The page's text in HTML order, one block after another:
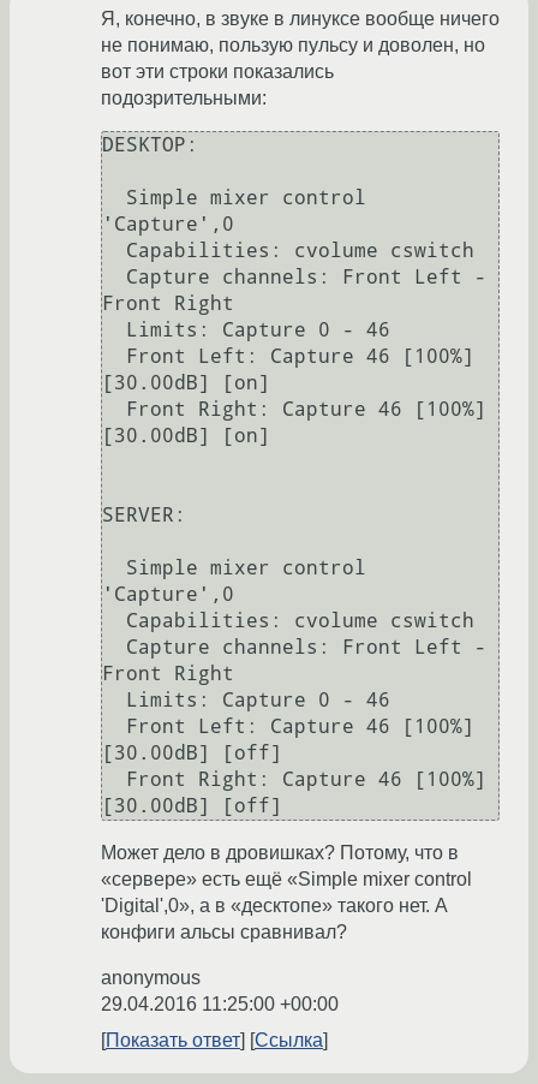
Я, конечно, в звуке в линуксе вообще ничего
не понимаю, пользую пульсу и доволен, но
вот эти строки показались
подозрительными:
DESKTOP:
'Capture',0
Front Right
[30.00dB] [on]
[30.00dB] [on]
SERVER:
'Capture',0
Front Right
[30.00dB] [off]
Может дело в дровишках? Потому, что в
«сервере» есть ещё «Simple mixer control
'Digital',0», а в «десктопе» такого нет. А
конфиги альсы сравнивал?
anonymous
29.04.2016 11:25:00 +00:00
Показать ответ
Ссылка